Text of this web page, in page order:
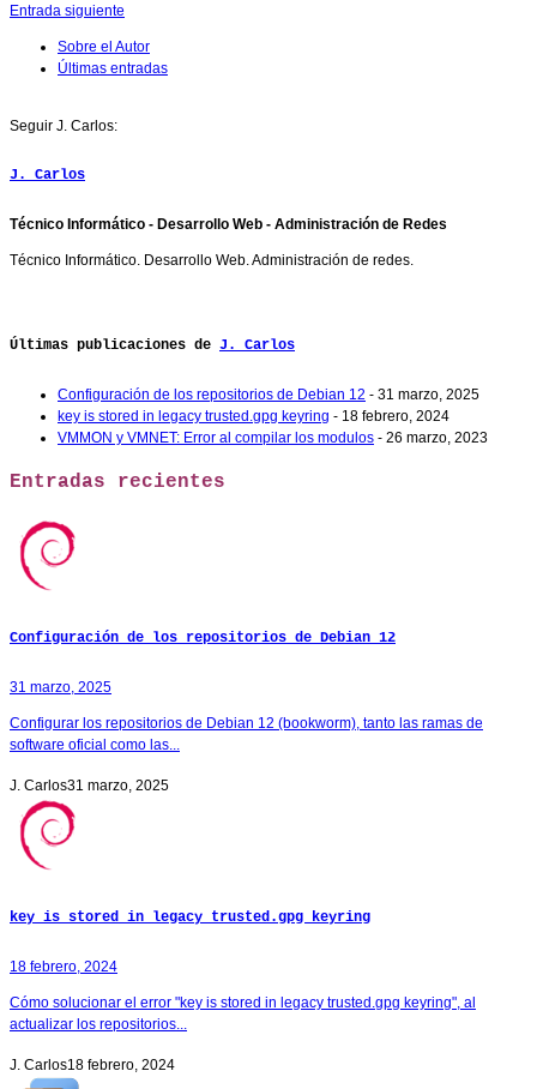
Entrada siguiente
Sobre el Autor
Últimas entradas
Seguir J. Carlos:
J. Carlos
Técnico Informático - Desarrollo Web - Administración de Redes
Técnico Informático. Desarrollo Web. Administración de redes.
Últimas publicaciones de J. Carlos
Configuración de los repositorios de Debian 12 - 31 marzo, 2025
key is stored in legacy trusted.gpg keyring - 18 febrero, 2024
VMMON y VMNET: Error al compilar los modulos - 26 marzo, 2023
Entradas recientes
Configuración de los repositorios de Debian 12
31 marzo, 2025
Configurar los repositorios de Debian 12 (bookworm), tanto las ramas de
software oficial como las...
J. Carlos31 marzo, 2025
key is stored in legacy trusted.gpg keyring
18 febrero, 2024
Cómo solucionar el error "key is stored in legacy trusted.gpg keyring", al
actualizar los repositorios...
J. Carlos18 febrero, 2024